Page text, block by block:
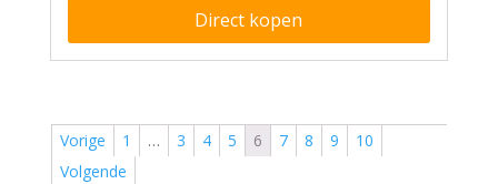
Direct kopen
Vorige 1 … 3 4 5 6 7 8 9
10
Volgende